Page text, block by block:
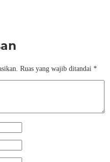
Ruas yang wajib ditandai *